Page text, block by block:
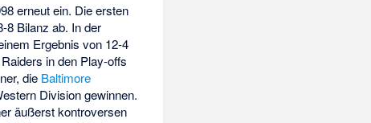
erneut ein. Die ersten
8 Bilanz ab. In der
Ergebnis von 12-4
in den Play-offs
die Baltimore
Division gewinnen.
äußerst kontroversen